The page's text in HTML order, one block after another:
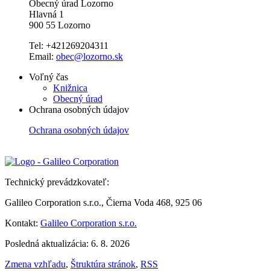
Obecný úrad Lozorno
Hlavná 1
900 55 Lozorno
Tel: +421269204311
Email: obec@lozorno.sk
Voľný čas
Knižnica
Obecný úrad
Ochrana osobných údajov
Ochrana osobných údajov
Technický prevádzkovateľ:
Galileo Corporation s.r.o., Čierna Voda 468, 925 06
Kontakt: Galileo Corporation s.r.o.
Posledná aktualizácia: 6. 8. 2026
Zmena vzhľadu, Štruktúra stránok, RSS